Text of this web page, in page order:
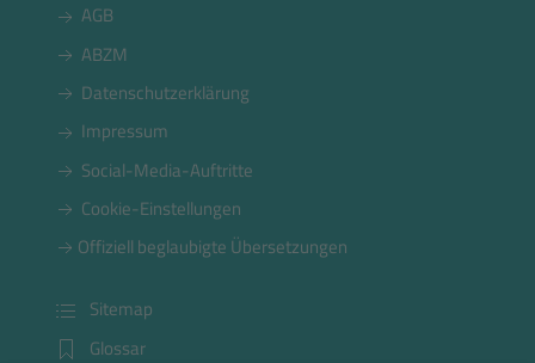
AGB
ABZM
Datenschutzerklärung
Impressum
Social-Media-Auftritte
Cookie-Einstellungen
Offiziell beglaubigte Übersetzungen
Sitemap
Glossar